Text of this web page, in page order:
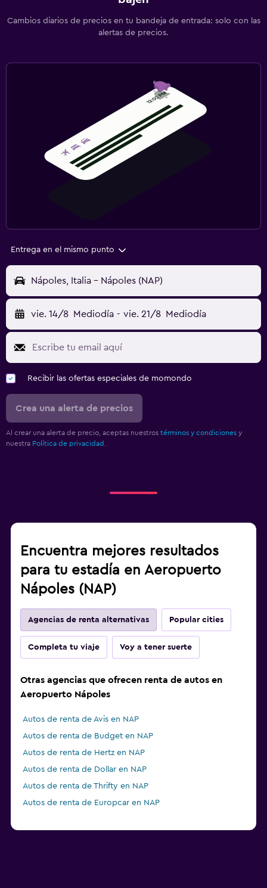
Cambios diarios de precios en tu bandeja de entrada: solo con las
alertas de precios.
Entrega en el mismo punto
Nápoles, Italia - Nápoles (NAP)
vie. 14/8 Mediodía - vie. 21/8 Mediodía
Recibir las ofertas especiales de momondo
Crea una alerta de precios
Al crear una alerta de precio, aceptas nuestros términos y condiciones y
nuestra Política de privacidad.
Encuentra mejores resultados
para tu estadía en Aeropuerto
Nápoles (NAP)
Agencias de renta alternativas Popular cities
Completa tu viaje Voy a tener suerte
Otras agencias que ofrecen renta de autos en
Aeropuerto Nápoles
Autos de renta de Avis en NAP
Autos de renta de Budget en NAP
Autos de renta de Hertz en NAP
Autos de renta de Dollar en NAP
Autos de renta de Thrifty en NAP
Autos de renta de Europcar en NAP